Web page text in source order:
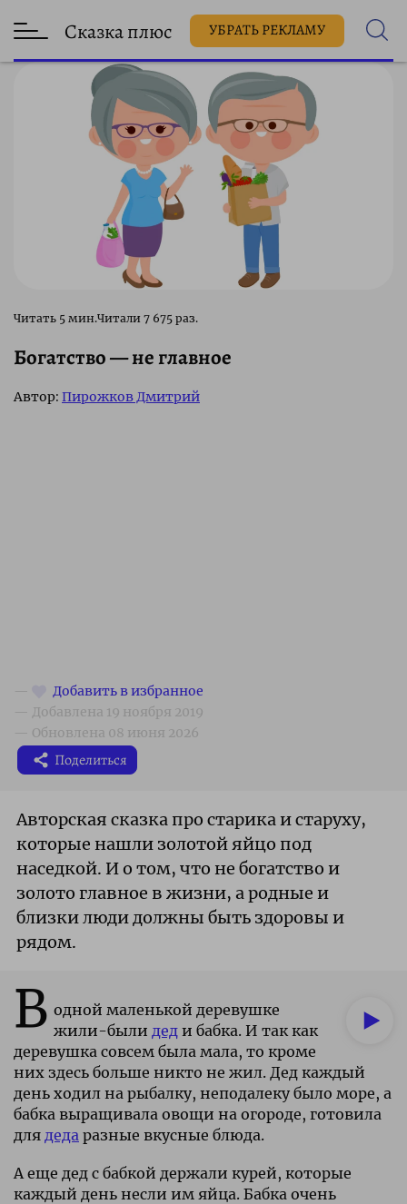
Сказка плюс УБРАТЬ РЕКЛАМУ
7 675 раз.
Богатство — не главное
Автор: Пирожков Дмитрий
Поделиться
Авторская сказка про старика и старуху,
которые нашли золотой яйцо под
наседкой. И о том, что не богатство и
золото главное в жизни, а родные и
близки люди должны быть здоровы и
рядом.
В одной маленькой деревушке
жили-были деди бабка. И так как
деревушка совсем была мала, то кроме
них здесь больше никто не жил. Дед каждый
день ходил на рыбалку, неподалеку было море, а
бабка выращивала овощи на огороде, готовила
для деда разные вкусные блюда.
А еще дед с бабкой держали курей, которые
каждый день несли им яйца. Бабка очень